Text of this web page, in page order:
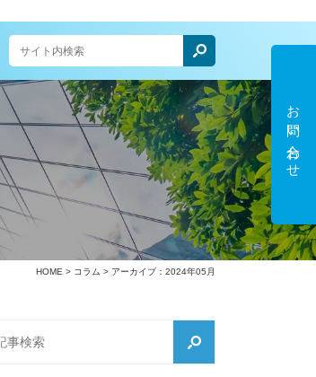
お問い合わせ
HOME > コラム > アーカイブ：2024年05月